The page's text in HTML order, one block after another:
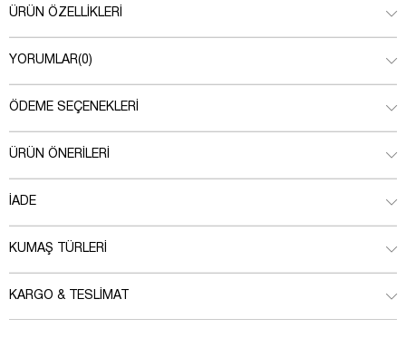
ÜRÜN ÖZELLIKLERI
YORUMLAR(0)
ÖDEME SEÇENEKLERI
ÜRÜN ÖNERILERI
İADE
KUMAŞ TÜRLERI
KARGO & TESLIMAT